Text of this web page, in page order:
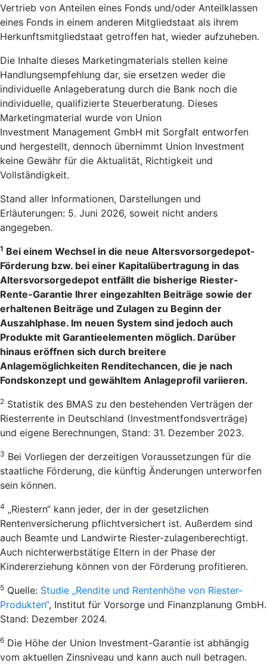
Vertrieb von Anteilen eines Fonds und/oder Anteilklassen
eines Fonds in einem anderen Mitgliedstaat als ihrem
Herkunftsmitgliedstaat getroffen hat, wieder aufzuheben.
Die Inhalte dieses Marketingmaterials stellen keine
Handlungsempfehlung dar, sie ersetzen weder die
individuelle Anlageberatung durch die Bank noch die
individuelle, qualifizierte Steuerberatung. Dieses
Marketingmaterial wurde von Union
Investment Management GmbH mit Sorgfalt entworfen
und hergestellt, dennoch übernimmt Union Investment
keine Gewähr für die Aktualität, Richtigkeit und
Vollständigkeit.
Stand aller Informationen, Darstellungen und
Erläuterungen: 5. Juni 2026, soweit nicht anders
angegeben.
1 Bei einem Wechsel in die neue Altersvorsorgedepot-
Förderung bzw. bei einer Kapitalübertragung in das
Altersvorsorgedepot entfällt die bisherige Riester-
Rente-Garantie Ihrer eingezahlten Beiträge sowie der
erhaltenen Beiträge und Zulagen zu Beginn der
Auszahlphase. Im neuen System sind jedoch auch
Produkte mit Garantieelementen möglich. Darüber
hinaus eröffnen sich durch breitere
Anlagemöglichkeiten Renditechancen, die je nach
Fondskonzept und gewähltem Anlageprofil variieren.
2 Statistik des BMAS zu den bestehenden Verträgen der
Riesterrente in Deutschland (Investmentfondsverträge)
und eigene Berechnungen, Stand: 31. Dezember 2023.
3 Bei Vorliegen der derzeitigen Voraussetzungen für die
staatliche Förderung, die künftig Änderungen unterworfen
sein können.
4 „Riestern“ kann jeder, der in der gesetzlichen
Rentenversicherung pflichtversichert ist. Außerdem sind
auch Beamte und Landwirte Riester-zulagenberechtigt.
Auch nichterwerbstätige Eltern in der Phase der
Kindererziehung können von der Förderung profitieren.
5 Quelle: Studie „Rendite und Rentenhöhe von Riester-
Produkten“, Institut für Vorsorge und Finanzplanung GmbH.
Stand: Dezember 2024.
6 Die Höhe der Union Investment-Garantie ist abhängig
vom aktuellen Zinsniveau und kann auch null betragen.